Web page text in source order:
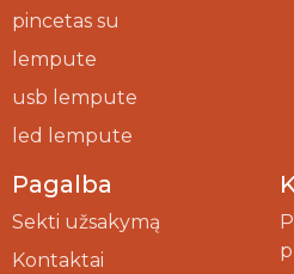
pincetas su
lempute
usb lempute
led lempute
Pagalba
Sekti užsakymą
Kontaktai